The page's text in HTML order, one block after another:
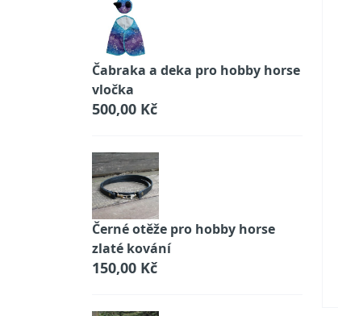
Čabraka a deka pro hobby horse
vločka
500,00 Kč
Černé otěže pro hobby horse
zlaté kování
150,00 Kč